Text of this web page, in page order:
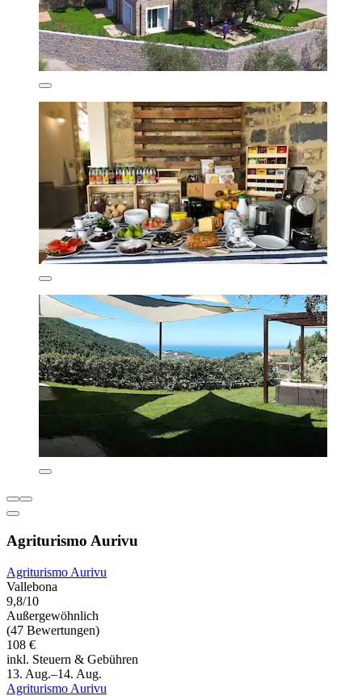
Agriturismo Aurivu
Agriturismo Aurivu
Vallebona
9,8/10
Außergewöhnlich
(47 Bewertungen)
108 €
inkl. Steuern & Gebühren
13. Aug.–14. Aug.
Agriturismo Aurivu